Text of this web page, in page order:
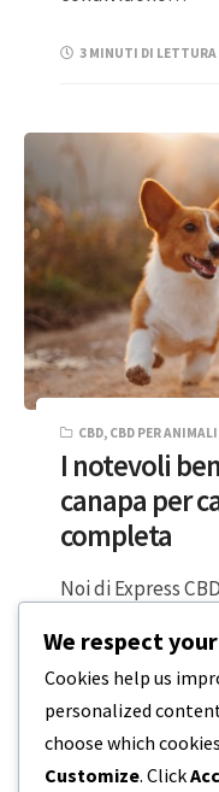
3 MINUTI DI LETTURA
CBD, CBD PER
I notevoli
canapa per
completa
Noi di Express
avuto la fortuna…
3 MINUTI DI LETTURA
We respect
Cookies help us
personalized
choose which
Customize. Click